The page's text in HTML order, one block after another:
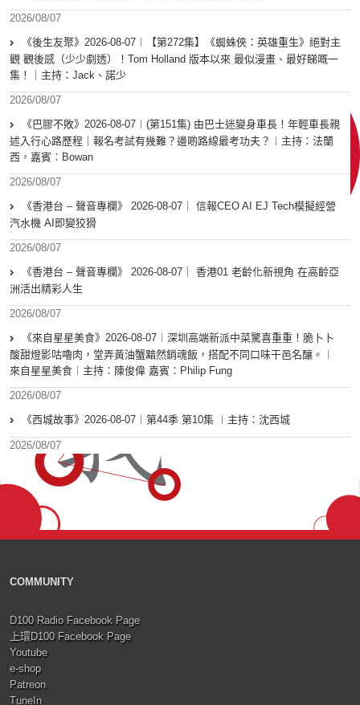
2026/08/07
《後生友聚》2026-08-07︱【第272集】《蜘蛛俠：英雄重生》絕對主
觀 觀後感（少少劇透）！Tom Holland 版本以來 最似漫畫、最好睇嘅一
集！｜主持：Jack、諾少
2026/08/07
《巴膠不敗》2026-08-07︱(第151集) 由巴士迷變身車長！年輕車長親
述入行心路歷程｜報名考試有幾難？邊啲路線最考功夫？︱主持：法蘭
西，嘉賓︰Bowan
2026/08/07
《香港台 – 聲音專欄》 2026-08-07｜ 信報CEO AI EJ Tech模擬經營
汽水機 AI即變狡猾
2026/08/07
《香港台 – 聲音專欄》 2026-08-07｜ 香港01 老齡化新視角 在高齡亞
洲活出精彩人生
2026/08/07
《來自星星美食》2026-08-07︱深圳高端新派中菜驚喜重重！脆卜卜
酸甜燈影咕嚕肉，堂弄黃油蟹黯然銷魂飯，搭配不同口味干邑名釀。︱
來自星星美食︱主持：陳俊偉 嘉賓：Philip Fung
2026/08/07
《西城故事》2026-08-07︱第44季 第10集 ︱主持：沈西城
2026/08/07
COMMUNITY
D100 Radio Facebook Page
上環D100 Facebook Page
Youtube
e-shop
Patreon
TuneIn